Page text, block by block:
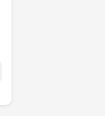
Telecentru - str.
Căușeni- str. Iurii
24